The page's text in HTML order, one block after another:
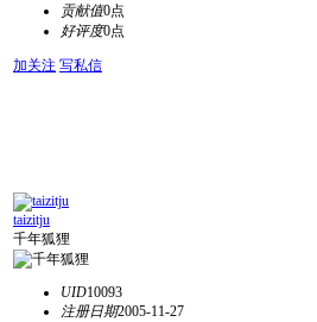
贡献值0点
好评度0点
加关注 写私信
taizitju
千年狐狸
UID10093
注册日期2005-11-27